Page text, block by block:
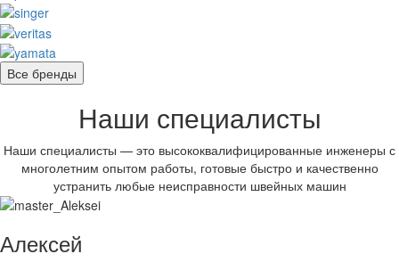
Все бренды
Наши специалисты
Наши специалисты — это высококвалифицированные инженеры с
многолетним опытом работы, готовые быстро и качественно
устранить любые неисправности швейных машин
Алексей